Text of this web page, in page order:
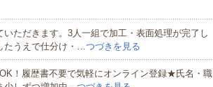
ただきます。3人一組で加工・表面処理が完了し
たうえで仕分け・…つづきを見る
！履歴書不要で気軽にオンライン登録★氏名・職